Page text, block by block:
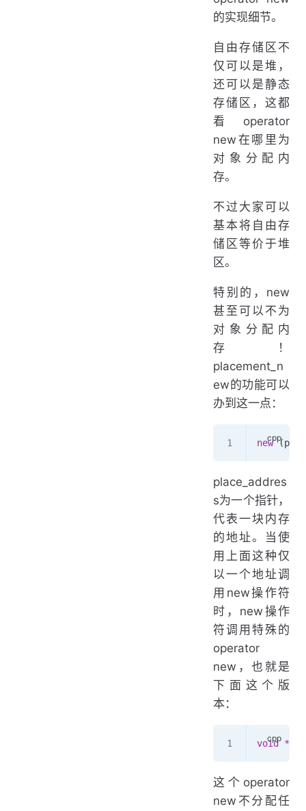
的实现细节。
自由存储区不
仅可以是堆，
还可以是静态
存储区，这都
看operator
new在哪里为
对象分配内
存。
不过大家可以
基本将自由存
储区等价于堆
区。
特别的，new
甚至可以不为
对象分配内
存！
placement_n
ew的功能可以
办到这一点：
new
place_addres
s为一个指针，
代表一块内存
的地址。当使
用上面这种仅
以一个地址调
用new操作符
时，new操作
符调用特殊的
operator
new，也就是
下面这个版
本：
void *
这个operator
new不分配任